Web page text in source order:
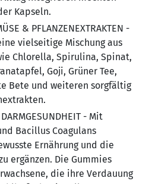
Kapseln.
& PFLANZENEXTRAKTEN -
vielseitige Mischung aus
Chlorella, Spirulina, Spinat,
Goji, Grüner Tee,
Bete und weiteren sorgfältig
- Mit
Bacillus Coagulans
Ernährung und die
ergänzen. Die Gummies
die ihre Verdauung